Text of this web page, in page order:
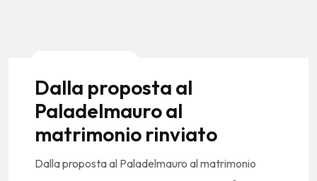
Dalla proposta al
Paladelmauro al
matrimonio rinviato
Dalla proposta al Paladelmauro al matrimonio